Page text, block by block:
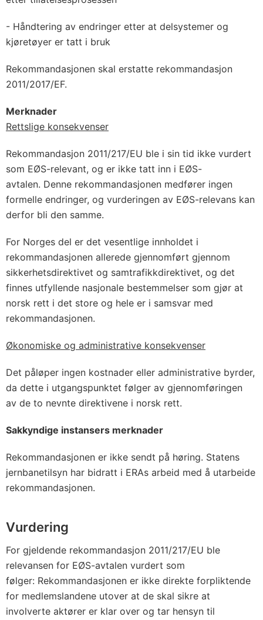
- Håndtering av endringer etter at delsystemer og
kjøretøyer er tatt i bruk
Rekommandasjonen skal erstatte rekommandasjon
2011/2017/EF.
Merknader
Rettslige konsekvenser
Rekommandasjon 2011/217/EU ble i sin tid ikke vurdert
som EØS-relevant, og er ikke tatt inn i EØS-
avtalen. Denne rekommandasjonen medfører ingen
formelle endringer, og vurderingen av EØS-relevans kan
derfor bli den samme.
For Norges del er det vesentlige innholdet i
rekommandasjonen allerede gjennomført gjennom
sikkerhetsdirektivet og samtrafikkdirektivet, og det
finnes utfyllende nasjonale bestemmelser som gjør at
norsk rett i det store og hele er i samsvar med
rekommandasjonen.
Økonomiske og administrative konsekvenser
Det påløper ingen kostnader eller administrative byrder,
da dette i utgangspunktet følger av gjennomføringen
av de to nevnte direktivene i norsk rett.
Sakkyndige instansers merknader
Rekommandasjonen er ikke sendt på høring. Statens
jernbanetilsyn har bidratt i ERAs arbeid med å utarbeide
rekommandasjonen.
Vurdering
For gjeldende rekommandasjon 2011/217/EU ble
relevansen for EØS-avtalen vurdert som
følger: Rekommandasjonen er ikke direkte forpliktende
for medlemslandene utover at de skal sikre at
involverte aktører er klar over og tar hensyn til